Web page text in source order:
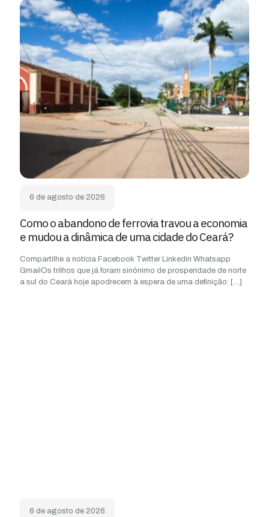
6 de agosto de 2026
Como o abandono de ferrovia travou a economia
e mudou a dinâmica de uma cidade do Ceará?
Compartilhe a notícia Facebook Twitter Linkedin Whatsapp
GmailOs trilhos que já foram sinônimo de prosperidade de norte
a sul do Ceará hoje apodrecem à espera de uma definição: […]
6 de agosto de 2026